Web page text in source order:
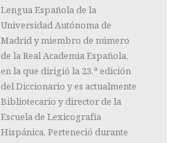
Lengua Española de la
Universidad Autónoma de
Madrid y miembro de número
de la Real Academia Española,
en la que dirigió la 23.ª edición
del Diccionario y es actualmente
Bibliotecario y director de la
Escuela de Lexicografía
Hispánica. Perteneció durante